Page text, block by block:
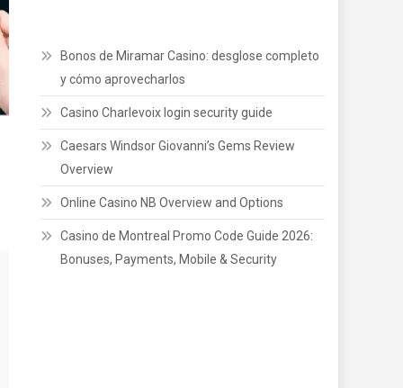
Bonos de Miramar Casino: desglose completo
y cómo aprovecharlos
Casino Charlevoix login security guide
Caesars Windsor Giovanni’s Gems Review
Overview
Online Casino NB Overview and Options
Casino de Montreal Promo Code Guide 2026:
Bonuses, Payments, Mobile & Security